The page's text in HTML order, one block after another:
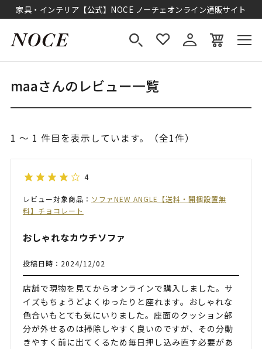
家具・インテリア【公式】NOCE ノーチェオンライン通販サイト
maaさんのレビュー一覧
1 ～ 1 件目を表示しています。（全1件）
4
レビュー対象商品： ソファNEW ANGLE【送料・開梱設置無
料】チョコレート
おしゃれなカウチソファ
投稿日時：2024/12/02
店舗で現物を見てからオンラインで購入しました。サ
イズもちょうどよくゆったりと座れます。おしゃれな
色合いもとても気にいりました。座面のクッション部
分が外せるのは掃除しやすく良いのですが、その分動
きやすく前に出てくるため毎日押し込み直す必要があ